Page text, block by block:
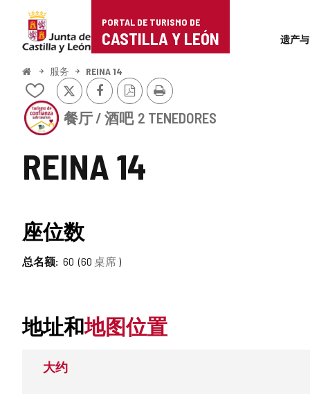
Portal
de
Turismo
Castilla
León
PORTAL DE TURISMO DE
CASTILLA Y LEÓN 遗产
开
始
服务 REINA 14
REINA 14
从
我
的
笔
本
中
除
推
特
FacebookPDF
版
本
打
印
餐厅 / 酒吧 2 TENEDORES
值
得
信
的
该
机
有
CASTILLA
游
信
托
座位数
总名额 60 60 桌席
地址和地图位置
大约